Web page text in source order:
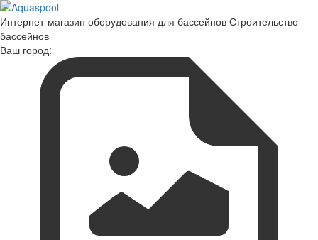
Интернет-магазин оборудования для бассейнов Строительство
бассейнов
Ваш город: